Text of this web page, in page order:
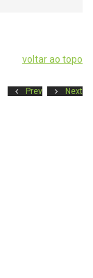
voltar ao topo
Prev Next